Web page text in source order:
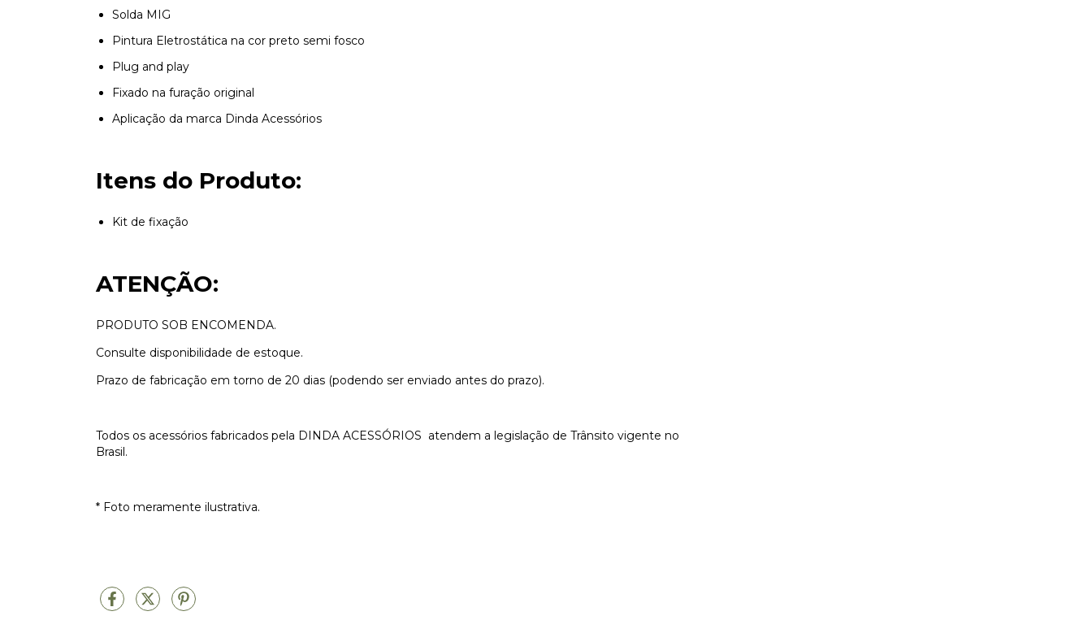
Solda MIG
Pintura Eletrostática na cor preto semi fosco
Plug and play
Fixado na furação original
Aplicação da marca Dinda Acessórios
Itens do Produto:
Kit de fixação
ATENÇÃO:
PRODUTO SOB ENCOMENDA.
Consulte disponibilidade de estoque.
Prazo de fabricação em torno de 20 dias (podendo ser enviado antes do prazo).
Todos os acessórios fabricados pela DINDA ACESSÓRIOS atendem a legislação de Trânsito vigente no
Brasil.
* Foto meramente ilustrativa.